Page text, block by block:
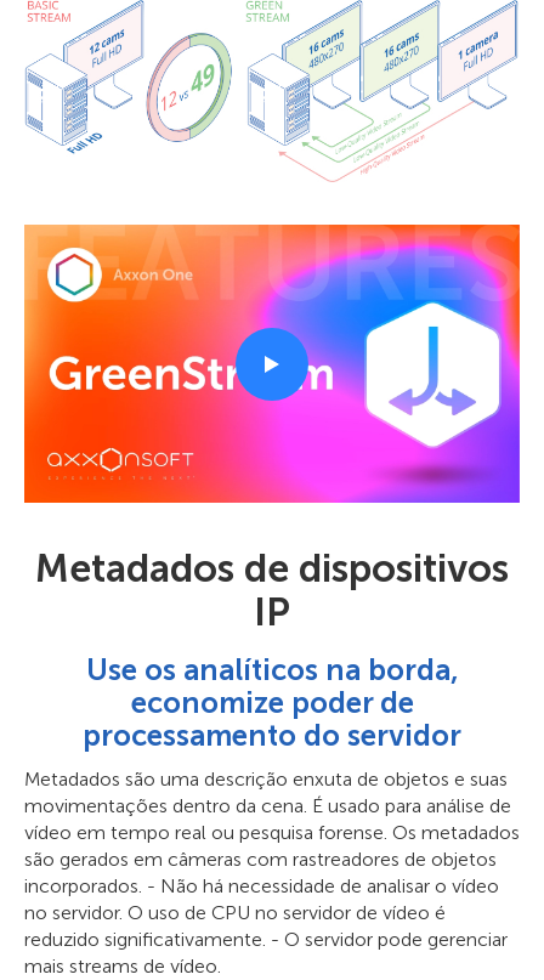
Metadados de dispositivos
IP
Use os analíticos na borda,
economize poder de
processamento do servidor
Metadados são uma descrição enxuta de objetos e suas
movimentações dentro da cena. É usado para análise de
vídeo em tempo real ou pesquisa forense. Os metadados
são gerados em câmeras com rastreadores de objetos
incorporados. - Não há necessidade de analisar o vídeo
no servidor. O uso de CPU no servidor de vídeo é
reduzido significativamente. - O servidor pode gerenciar
mais streams de vídeo.